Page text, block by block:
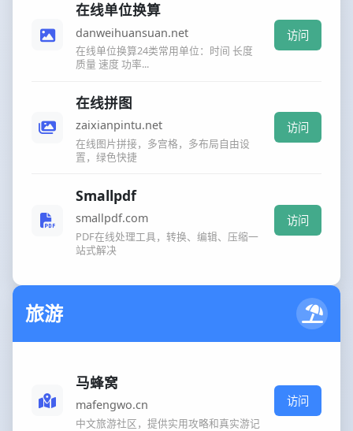
在线单位换算
danweihuansuan.net
在线单位换算24类常用单位：时间 长度
质量 速度 功率...
访问
在线拼图
zaixianpintu.net
在线图片拼接，多宫格，多布局自由设
置，绿色快捷
访问
Smallpdf
smallpdf.com
PDF在线处理工具，转换、编辑、压缩一
站式解决
访问
旅游
马蜂窝
mafengwo.cn
中文旅游社区，提供实用攻略和真实游记
访问